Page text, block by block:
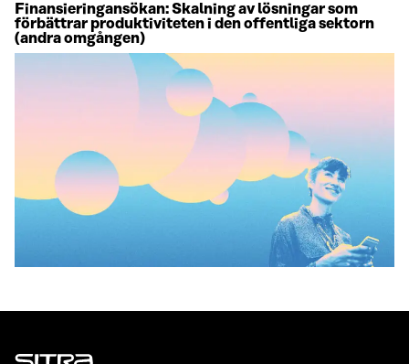
Finansieringansökan: Skalning av lösningar som
förbättrar produktiviteten i den offentliga sektorn
(andra omgången)